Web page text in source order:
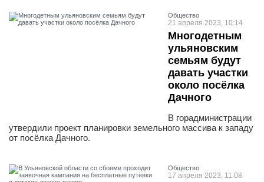
Общество
21 апреля 2023, 10:14
Многодетным
ульяновским
семьям будут
давать участки
около посёлка
Дачного
В горадминистрации
утвердили проект планировки земельного массива к западу
от посёлка Дачного.
Общество
17 апреля 2023, 11:08